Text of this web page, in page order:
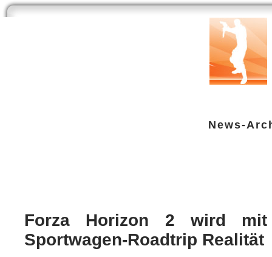
News-
Forza Horizon 2 wird mit
Sportwagen-Roadtrip Realität